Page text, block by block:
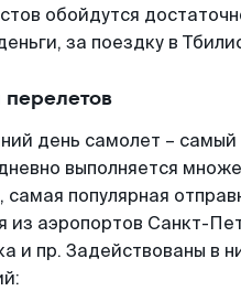
обойдутся
за поездку в
перелетов
день самолет –
выполняется
самая популярная
из аэропортов Санкт-
и пр. Задействованы в